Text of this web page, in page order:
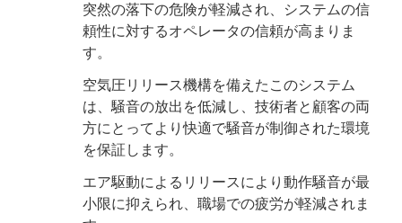
突然の落下の危険が軽減され、システムの信
頼性に対するオペレータの信頼が高まりま
す。
空気圧リリース機構を備えたこのシステム
は、騒音の放出を低減し、技術者と顧客の両
方にとってより快適で騒音が制御された環境
を保証します。
エア駆動によるリリースにより動作騒音が最
小限に抑えられ、職場での疲労が軽減されま